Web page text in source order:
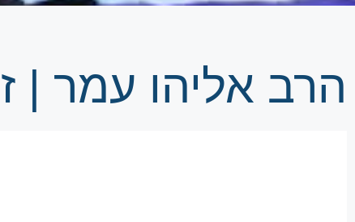
הרב אליהו עמר |